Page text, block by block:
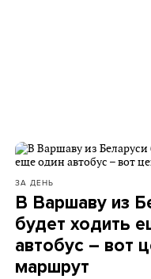
ЗА ДЕНЬ
В Варшаву из
будет ходить
автобус – вот
маршрут